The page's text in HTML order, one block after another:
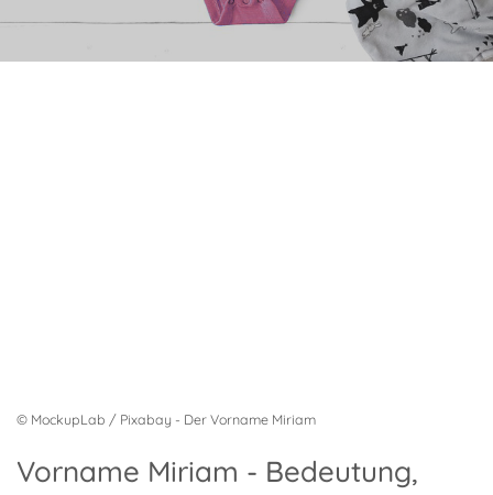
© MockupLab / Pixabay - Der Vorname Miriam
Vorname Miriam - Bedeutung,